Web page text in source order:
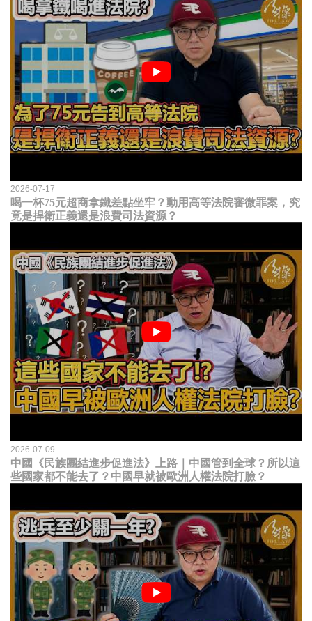
2026-07-17
喝一杯75元超商拿鐵差點坐牢？動用高等法院審微罪案，究
竟是捍衛正義還是浪費司法資源？
2026-07-09
中國《民族團結進步促進法》上路｜中國管到全球？所以這
些國家都不能去了？中國早就被歐洲人權法院打臉？